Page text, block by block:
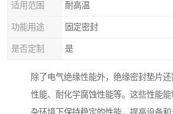
适用范围 耐高温
功能用途 固定密封
是否定制 是
除了电气绝缘性能外，绝缘密封垫片
性能、耐化学腐蚀性能等。这些性能